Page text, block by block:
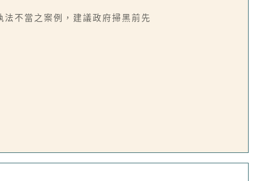
不當之案例，建議政府掃黑前先